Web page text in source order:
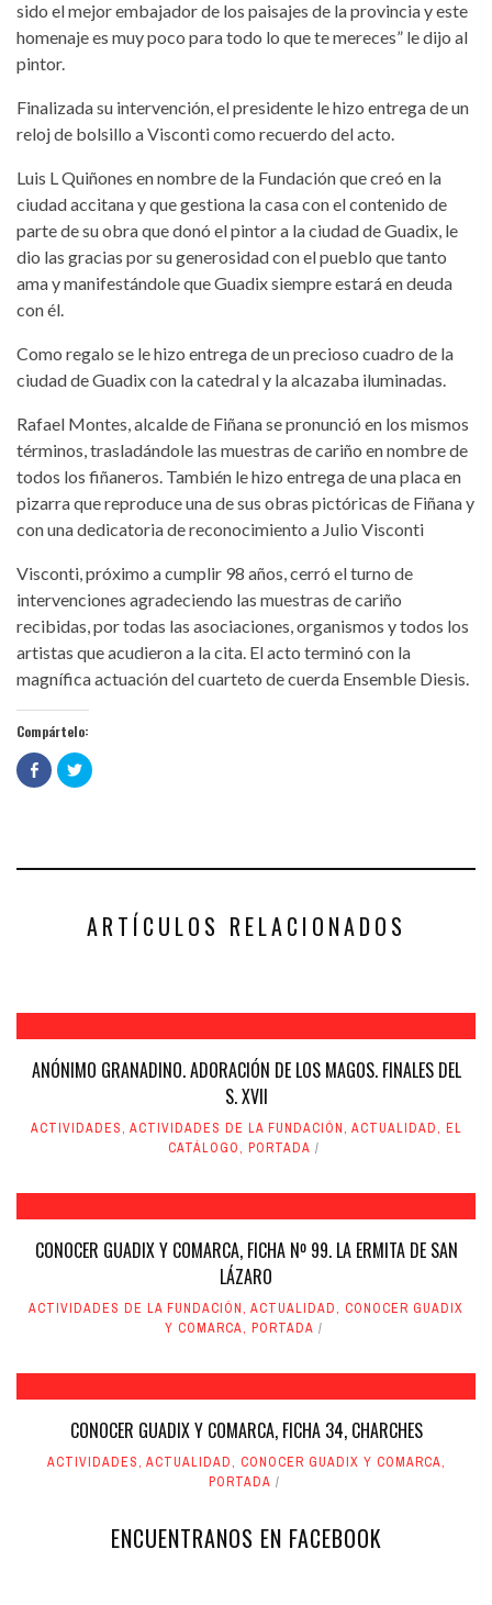
sido el mejor embajador de los paisajes de la provincia y este
homenaje es muy poco para todo lo que te mereces” le dijo al
pintor.
Finalizada su intervención, el presidente le hizo entrega de un
reloj de bolsillo a Visconti como recuerdo del acto.
Luis L Quiñones en nombre de la Fundación que creó en la
ciudad accitana y que gestiona la casa con el contenido de
parte de su obra que donó el pintor a la ciudad de Guadix, le
dio las gracias por su generosidad con el pueblo que tanto
ama y manifestándole que Guadix siempre estará en deuda
con él.
Como regalo se le hizo entrega de un precioso cuadro de la
ciudad de Guadix con la catedral y la alcazaba iluminadas.
Rafael Montes, alcalde de Fiñana se pronunció en los mismos
términos, trasladándole las muestras de cariño en nombre de
todos los fiñaneros. También le hizo entrega de una placa en
pizarra que reproduce una de sus obras pictóricas de Fiñana y
con una dedicatoria de reconocimiento a Julio Visconti
Visconti, próximo a cumplir 98 años, cerró el turno de
intervenciones agradeciendo las muestras de cariño
recibidas, por todas las asociaciones, organismos y todos los
artistas que acudieron a la cita. El acto terminó con la
magnífica actuación del cuarteto de cuerda Ensemble Diesis.
Compártelo:
Haz
clic
para
en
Haz
clic
en
ARTÍCULOS RELACIONADOS
ANÓNIMO GRANADINO. ADORACIÓN DE LOS MAGOS. FINALES DEL
S. XVII
ACTIVIDADES, ACTIVIDADES DE LA FUNDACIÓN, ACTUALIDAD, EL
CATÁLOGO, PORTADA
CONOCER GUADIX Y COMARCA, FICHA Nº 99. LA ERMITA DE SAN
LÁZARO
ACTIVIDADES DE LA FUNDACIÓN, ACTUALIDAD, CONOCER GUADIX
Y COMARCA, PORTADA
CONOCER GUADIX Y COMARCA, FICHA 34, CHARCHES
ACTIVIDADES, ACTUALIDAD, CONOCER GUADIX Y COMARCA,
PORTADA
ENCUENTRANOS EN FACEBOOK